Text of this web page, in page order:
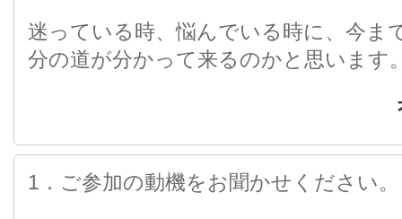
迷っている時、悩んでいる時に、今ま
分の道が分かって来るのかと思います
1．ご参加の動機をお聞かせください。